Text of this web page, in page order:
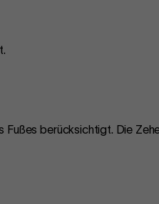
berücksichtigt. Die